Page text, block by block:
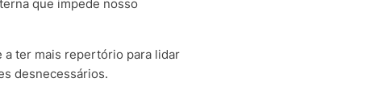
que impede nosso
a ter mais repertório para lidar
desnecessários.